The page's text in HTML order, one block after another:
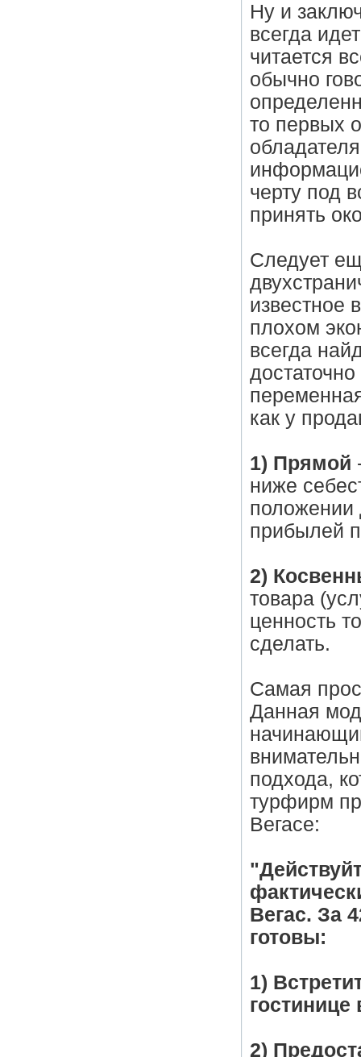
Ну и
всегда
читается
обычно
то первых
черту под
принять
Следует
известное
плохом
всегда
как у
1) Прямой
ниже
положении
прибылей
2)
товара
ценность
сделать.
Самая
Данная
подхода,
турфирм
Вегасе:
Вегас. За
готовы:
1)
гостинице
2)